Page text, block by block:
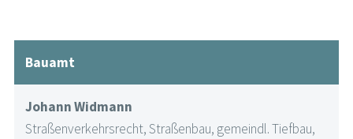
Bauamt
Johann Widmann
Straßenverkehrsrecht, Straßenbau, gemeindl. Tiefbau,